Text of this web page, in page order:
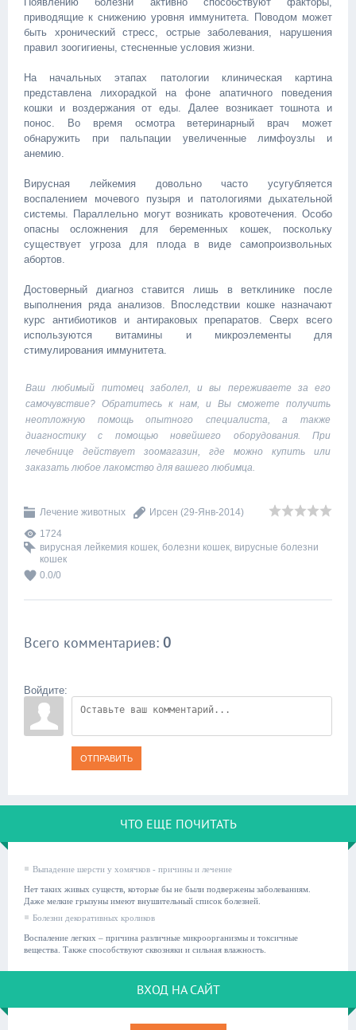
приводящие к снижению уровня иммунитета. Поводом может
быть хронический стресс, острые заболевания, нарушения
правил зоогигиены, стесненные условия жизни.
На начальных этапах патологии клиническая картина
представлена лихорадкой на фоне апатичного поведения
кошки и воздержания от еды. Далее возникает тошнота и
понос. Во время осмотра ветеринарный врач может
обнаружить при пальпации увеличенные лимфоузлы и
анемию.
Вирусная лейкемия довольно часто усугубляется
воспалением мочевого пузыря и патологиями дыхательной
системы. Параллельно могут возникать кровотечения. Особо
опасны осложнения для беременных кошек, поскольку
существует угроза для плода в виде самопроизвольных
абортов.
Достоверный диагноз ставится лишь в ветклинике после
выполнения ряда анализов. Впоследствии кошке назначают
курс антибиотиков и антираковых препаратов. Сверх всего
используются витамины и микроэлементы для
стимулирования иммунитета.
Ваш любимый питомец заболел, и вы переживаете за его
самочувствие? Обратитесь к нам, и Вы сможете получить
неотложную помощь опытного специалиста, а также
диагностику с помощью новейшего оборудования. При
лечебнице действует зоомагазин , где можно купить или
заказать любое лакомство для вашего любимца.
Лечение животных Ирсен (29-Янв-2014)
1724
вирусная лейкемия кошек, болезни кошек, вирусные болезни
кошек
0.0/0
Всего комментариев: 0
Войдите:
ОТПРАВИТЬ
ЧТО ЕЩЕ ПОЧИТАТЬ
Выпадение шерсти у хомячков - причины и лечение
Нет таких живых существ, которые бы не были подвержены заболеваниям.
Даже мелкие грызуны имеют внушительный список болезней.
Болезни декоративных кроликов
Воспаление легких – причина различные микроорганизмы и токсичные
вещества. Также способствуют сквозняки и сильная влажность.
ВХОД НА САЙТ